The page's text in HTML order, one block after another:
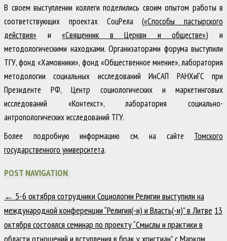
В своем выступлении коллеги поделились своим опытом работы в
соответствующих проектах СоцРела («Способы пастырского
действия» и«Священник в Церкви и обществе») и
методологическими находками. Организаторами форума выступили
ТГУ, фонд «Хамовники», фонд «Общественное мнение», лаборатория
методологии социальных исследований ИнСАП РАНХиГС при
Президенте РФ, Центр социологических и маркетинговых
исследований «Контекст», лаборатория социально-
антропологических исследований ТГУ.
Более подробную информацию см. на сайте Томского
государственного университета.
POST NAVIGATION
← 5-6 октября сотрудники Социологии Религии выступили на
международной конференции “Религия(-и) и Власть(-и)” в Литве 13
октября состоялся семинар по проекту “Смыслы и практики в
области отношений и вступления в брак у христиан” с Марком